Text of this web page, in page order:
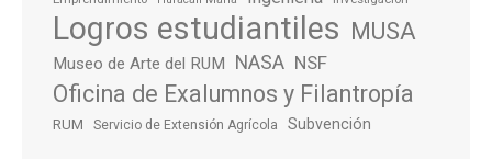
Logros estudiantiles MUSA
Museo de Arte del RUM NASA NSF
Oficina de Exalumnos y Filantropía
RUM Servicio de Extensión Agrícola Subvención